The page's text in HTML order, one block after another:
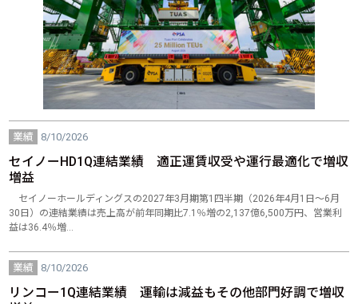
業績 8/10/2026
セイノーHD1Q連結業績 適正運賃収受や運行最適化で増収
増益
セイノーホールディングスの2027年3月期第1四半期（2026年4月1日～6月
30日）の連結業績は売上高が前年同期比7.1％増の2,137億6,500万円、営業利
益は36.4％増…
業績 8/10/2026
リンコー1Q連結業績 運輸は減益もその他部門好調で増収